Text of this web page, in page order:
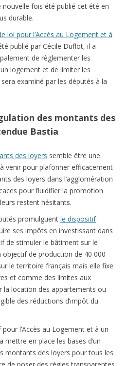
nouvelle fois été publié cet été en
durable.
loi pour l’Accès au Logement et à
publié par Cécile Duflot, il a
de règlementer les
logement et de limiter les
examiné par les députés à la
des montants des
Bastia
des loyers semble être une
venir pour plafonner efficacement
des loyers dans l’agglomération
pour fluidifier la promotion
restent hésitants.
promulguent le dispositif
ses impôts en investissant dans
de stimuler le bâtiment sur le
de production de 40 000
le territoire français mais elle fixe
et comme des limites aux
la location des appartements ou
des réductions d’impôt du
l’Accès au Logement et à un
mettre en place les bases d’un
montants des loyers pour tous les